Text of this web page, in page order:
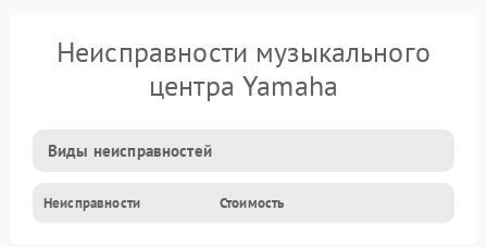
Неисправности музыкального
центра Yamaha
Виды неисправностей
Неисправности Стоимость